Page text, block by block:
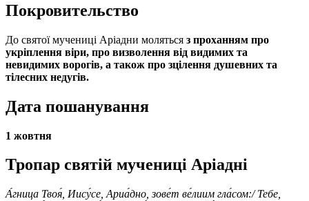
Покровительство
До святої мучениці Аріадни моляться з проханням про
укріплення віри, про визволення від видимих та
невидимих ворогів, а також про зцілення душевних та
тілесних недугів.
Дата пошанування
1 жовтня
Тропар святій мучениці Аріадні
А́гница Твоя́, Иису́се, Ариа́дно, зове́т ве́лиим гла́сом:/ Тебе,